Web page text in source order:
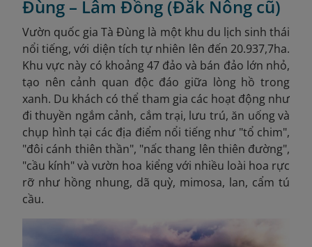
Đùng – Lâm Đồng (Đăk Nông cũ)
Vườn quốc gia Tà Đùng là một khu du lịch sinh thái
nổi tiếng, với diện tích tự nhiên lên đến 20.937,7ha.
Khu vực này có khoảng 47 đảo và bán đảo lớn nhỏ,
tạo nên cảnh quan độc đáo giữa lòng hồ trong
xanh. Du khách có thể tham gia các hoạt động như
đi thuyền ngắm cảnh, cắm trại, lưu trú, ăn uống và
chụp hình tại các địa điểm nổi tiếng như "tổ chim",
"đôi cánh thiên thần", "nấc thang lên thiên đường",
"cầu kính" và vườn hoa kiểng với nhiều loài hoa rực
rỡ như hồng nhung, dã quỳ, mimosa, lan, cẩm tú
cầu.